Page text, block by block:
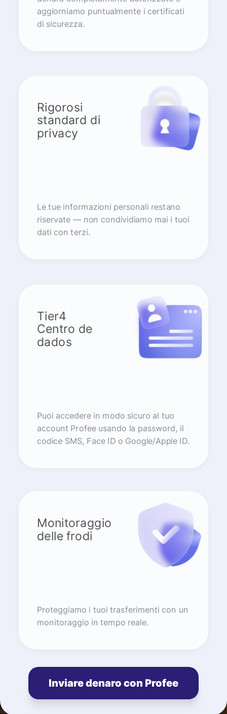
aggiorniamo puntualmente i certificati
di sicurezza.
Rigorosi
standard di
privacy
Le tue informazioni personali restano
riservate — non condividiamo mai i tuoi
dati con terzi.
Tier4
Centro de
dados
Puoi accedere in modo sicuro al tuo
account Profee usando la password, il
codice SMS, Face ID o Google/Apple ID.
Monitoraggio
delle frodi
Proteggiamo i tuoi trasferimenti con un
monitoraggio in tempo reale.
Inviare denaro con Profee